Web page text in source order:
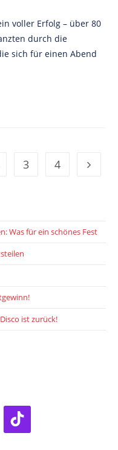
voller Erfolg – über 80
durch die
sich für einen Abend
3 4 Go to
Was für ein schönes Fest
ist zurück!
tiktok